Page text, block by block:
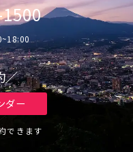
／
ダー
できます